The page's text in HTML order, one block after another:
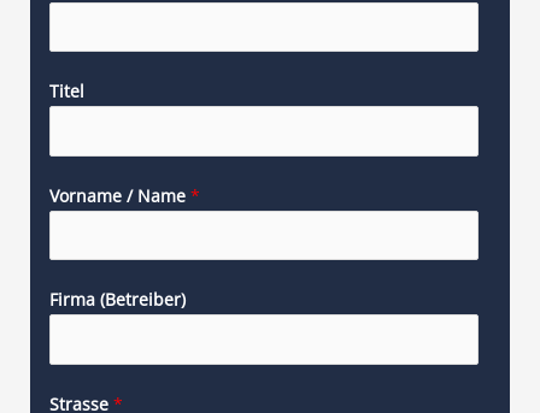
Titel
Vorname / Name *
Firma (Betreiber)
Strasse *